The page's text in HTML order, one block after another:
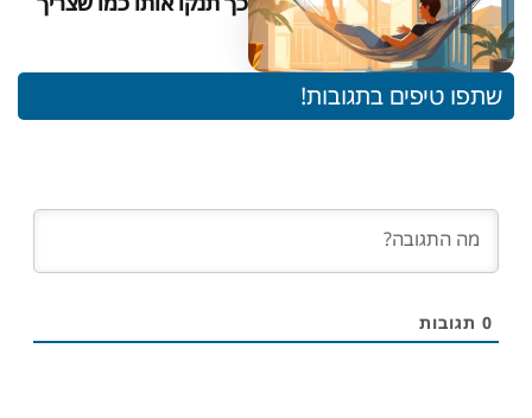
שתפו טיפים בתגובות!
0תגובות